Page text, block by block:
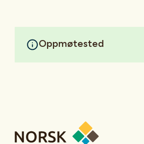
Oppmøtested